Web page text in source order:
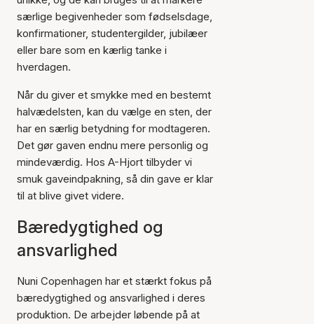
særlige begivenheder som fødselsdage,
konfirmationer, studentergilder, jubilæer
eller bare som en kærlig tanke i
hverdagen.
Når du giver et smykke med en bestemt
halvædelsten, kan du vælge en sten, der
har en særlig betydning for modtageren.
Det gør gaven endnu mere personlig og
mindeværdig. Hos A-Hjort tilbyder vi
smuk gaveindpakning, så din gave er klar
til at blive givet videre.
Bæredygtighed og
ansvarlighed
Nuni Copenhagen har et stærkt fokus på
bæredygtighed og ansvarlighed i deres
produktion. De arbejder løbende på at